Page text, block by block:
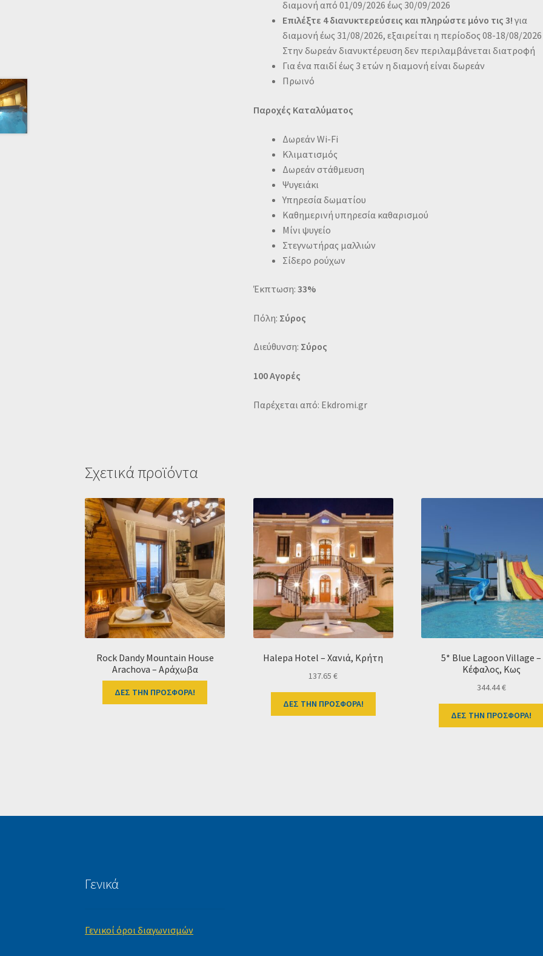
διαμονή από 01/09/2026 έως 30/09/2026
Επιλέξτε 4 διανυκτερεύσεις και πληρώστε μόνο τις 3! για
διαμονή έως 31/08/2026, εξαιρείται η περίοδος 08-18/08/2026
Στην δωρεάν διανυκτέρευση δεν περιλαμβάνεται διατροφή
Για ένα παιδί έως 3 ετών η διαμονή είναι δωρεάν
Πρωινό
Παροχές Καταλύματος
Δωρεάν Wi-Fi
Κλιματισμός
Δωρεάν στάθμευση
Ψυγειάκι
Υπηρεσία δωματίου
Καθημερινή υπηρεσία καθαρισμού
Μίνι ψυγείο
Στεγνωτήρας μαλλιών
Σίδερο ρούχων
Έκπτωση: 33%
Πόλη: Σύρος
Διεύθυνση: Σύρος
100 Αγορές
Παρέχεται από: Ekdromi.gr
Σχετικά προϊόντα
Rock Dandy Mountain House
Arachova – Αράχωβα
ΔΕΣ ΤΗΝ ΠΡΟΣΦΟΡΑ!
Halepa Hotel – Χανιά, Κρήτη
137.65€
ΔΕΣ ΤΗΝ ΠΡΟΣΦΟΡΑ!
5* Blue Lagoon Village –
Κέφαλος, Κως
344.44€
ΔΕΣ ΤΗΝ ΠΡΟΣΦΟΡΑ!
Γενικά
Γενικοί όροι διαγωνισμών